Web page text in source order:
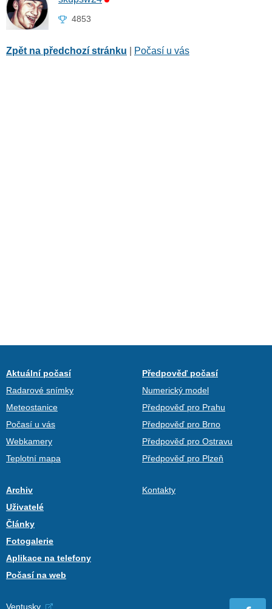
4853
Zpět na předchozí stránku Počasí u vás
Aktuální počasí
Radarové snímky
Meteostanice
Počasí u vás
Webkamery
Teplotní mapa
Předpověď počasí
Numerický model
Předpověď pro Prahu
Předpověď pro Brno
Předpověď pro Ostravu
Předpověď pro Plzeň
Archiv
Uživatelé
Články
Fotogalerie
Aplikace na telefony
Počasí na web
Kontakty
Ventusky